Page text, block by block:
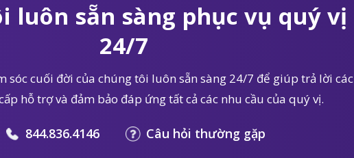
luôn sẵn sàng phục vụ quý vị
24/7
sóc cuối đời của chúng tôi luôn sẵn sàng 24/7 để giúp trả lời các
hỗ trợ và đảm bảo đáp ứng tất cả các nhu cầu của quý vị.
844.836.4146 Câu hỏi thường gặp